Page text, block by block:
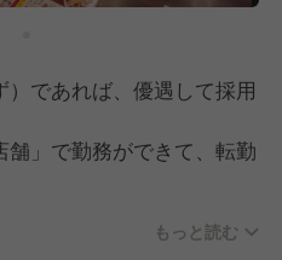
）であれば、優遇して採用
舗」で勤務ができて、転勤
ジ ※（）内は未経験入社
もっと読む